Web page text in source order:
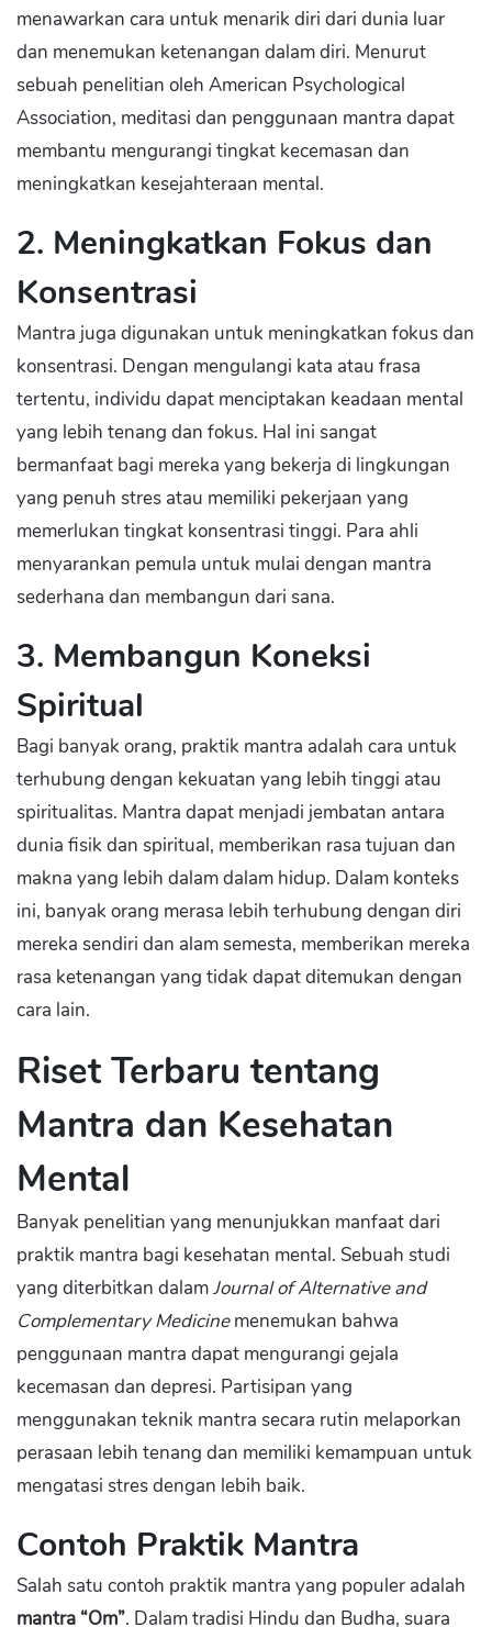
menawarkan cara untuk menarik diri dari dunia luar
dan menemukan ketenangan dalam diri. Menurut
sebuah penelitian oleh American Psychological
Association, meditasi dan penggunaan mantra dapat
membantu mengurangi tingkat kecemasan dan
meningkatkan kesejahteraan mental.
2. Meningkatkan Fokus dan
Konsentrasi
Mantra juga digunakan untuk meningkatkan fokus dan
konsentrasi. Dengan mengulangi kata atau frasa
tertentu, individu dapat menciptakan keadaan mental
yang lebih tenang dan fokus. Hal ini sangat
bermanfaat bagi mereka yang bekerja di lingkungan
yang penuh stres atau memiliki pekerjaan yang
memerlukan tingkat konsentrasi tinggi. Para ahli
menyarankan pemula untuk mulai dengan mantra
sederhana dan membangun dari sana.
3. Membangun Koneksi
Spiritual
Bagi banyak orang, praktik mantra adalah cara untuk
terhubung dengan kekuatan yang lebih tinggi atau
spiritualitas. Mantra dapat menjadi jembatan antara
dunia fisik dan spiritual, memberikan rasa tujuan dan
makna yang lebih dalam dalam hidup. Dalam konteks
ini, banyak orang merasa lebih terhubung dengan diri
mereka sendiri dan alam semesta, memberikan mereka
rasa ketenangan yang tidak dapat ditemukan dengan
cara lain.
Riset Terbaru tentang
Mantra dan Kesehatan
Mental
Banyak penelitian yang menunjukkan manfaat dari
praktik mantra bagi kesehatan mental. Sebuah studi
yang diterbitkan dalamJournal of Alternative and
Complementary Medicinemenemukan bahwa
penggunaan mantra dapat mengurangi gejala
kecemasan dan depresi. Partisipan yang
menggunakan teknik mantra secara rutin melaporkan
perasaan lebih tenang dan memiliki kemampuan untuk
mengatasi stres dengan lebih baik.
Contoh Praktik Mantra
Salah satu contoh praktik mantra yang populer adalah
mantra “Om”. Dalam tradisi Hindu dan Budha, suara